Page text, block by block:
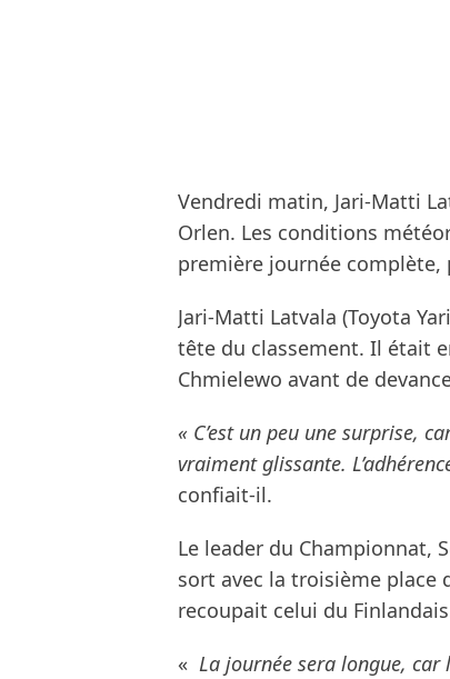
Vendredi matin, Jari-Matti
Orlen. Les conditions
première journée complète,
Jari-Matti Latvala (Toyota
tête du classement. Il était
Chmielewo avant de
« C’est un peu une surprise,
vraiment glissante.
confiait-il.
Le leader du Championnat,
sort avec la troisième place
recoupait celui du
« La journée sera longue, car